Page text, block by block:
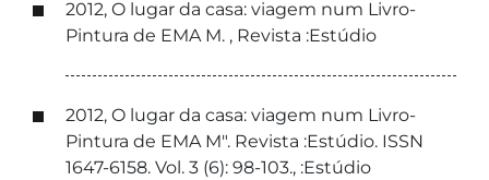
2012, O lugar da casa: viagem num Livro-
Pintura de EMA M. , Revista :Estúdio
2012, O lugar da casa: viagem num Livro-
Pintura de EMA M". Revista :Estúdio. ISSN
1647-6158. Vol. 3 (6): 98-103., :Estúdio